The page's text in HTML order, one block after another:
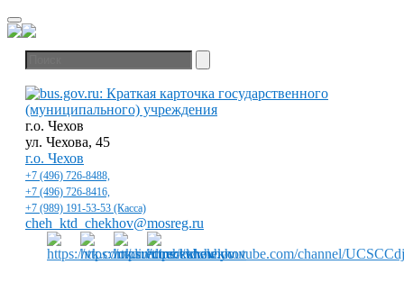
г.о. Чехов
ул. Чехова, 45
г.о. Чехов
+7 (496) 726-8488,
+7 (496) 726-8416,
+7 (989) 191-53-53 (Касса)
cheh_ktd_chekhov@mosreg.ru